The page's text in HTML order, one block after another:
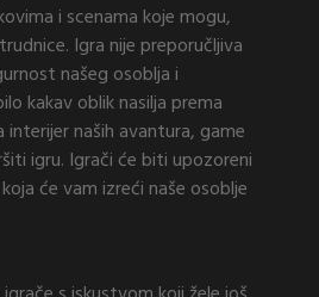
i scenama koje mogu,
Igra nije preporučljiva
našeg osoblja i
kakav oblik nasilja prema
naših avantura, game
igru. Igrači će biti upozoreni
će vam izreći naše osoblje